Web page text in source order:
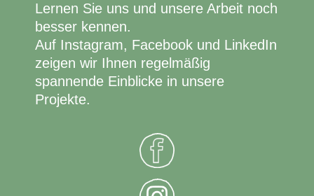
Lernen Sie uns und unsere Arbeit noch
besser kennen.
Auf Instagram, Facebook und LinkedIn
zeigen wir Ihnen regelmäßig
spannende Einblicke in unsere
Projekte.